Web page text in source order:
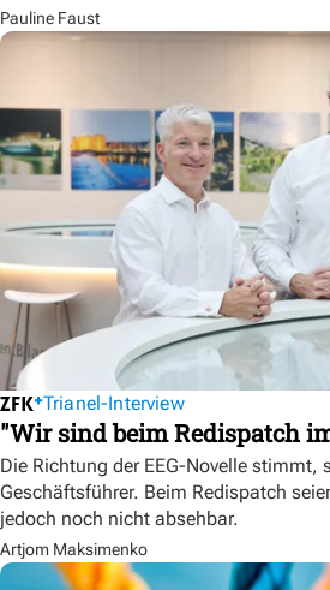
Pauline Faust
Trianel-Interview
"Wir sind beim Redispatch
Die Richtung der EEG-Novelle stimmt,
Geschäftsführer. Beim Redispatch
jedoch noch nicht absehbar.
Artjom Maksimenko